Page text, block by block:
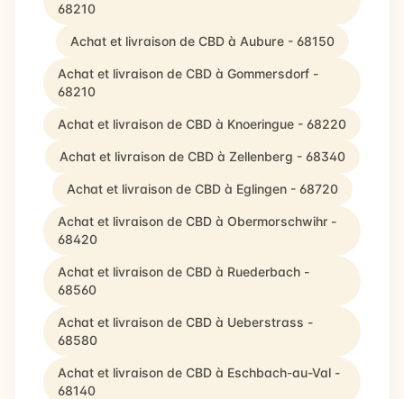
68210
Achat et livraison de CBD à Aubure - 68150
Achat et livraison de CBD à Gommersdorf -
68210
Achat et livraison de CBD à Knoeringue - 68220
Achat et livraison de CBD à Zellenberg - 68340
Achat et livraison de CBD à Eglingen - 68720
Achat et livraison de CBD à Obermorschwihr -
68420
Achat et livraison de CBD à Ruederbach -
68560
Achat et livraison de CBD à Ueberstrass -
68580
Achat et livraison de CBD à Eschbach-au-Val -
68140